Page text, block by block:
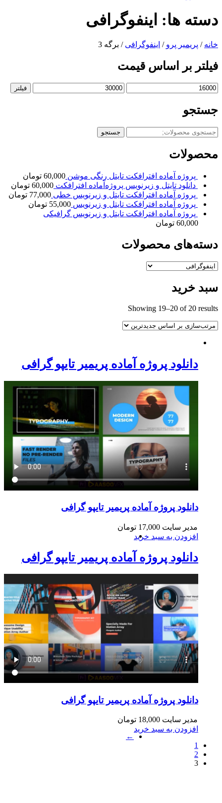
دسته ها: اینفوگرافی
خانه / پریمیر پرو / اینفوگرافی / برگه 3
فیلتر بر اساس قیمت
حداقل
حداکثر
فیلتر
جستجو
جستجو
جستجو
محصولات
پروژه آماده افترافکت تایتل رنگی موشن 60,000 تومان
دانلود تایتل و زیرنویس‌ پروژه‌آماده افترافکت 60,000 تومان
پروژه آماده افترافکت تایتل و زیرنویس خطی 77,000 تومان
پروژه آماده افترافکت تایتل و زیرنویس 55,000 تومان
پروژه آماده افترافکت تایتل و زیرنویس گرافیکی
60,000 تومان
دسته‌های محصولات
سبد خرید
Showing 19–20 of 20 results
دانلود پروژه آماده پریمیر تایپو گرافی
دانلود پروژه آماده پریمیر تایپو گرافی
مدیر سایت 17,000 تومان
افزودن به سبد خرید
دانلود پروژه آماده پریمیر تایپو گرافی
دانلود پروژه آماده پریمیر تایپو گرافی
مدیر سایت 18,000 تومان
افزودن به سبد خرید
←
1
2
3